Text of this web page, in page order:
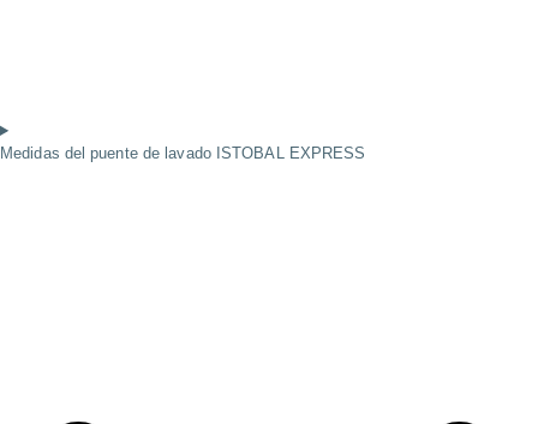
Medidas del puente de lavado ISTOBAL EXPRESS